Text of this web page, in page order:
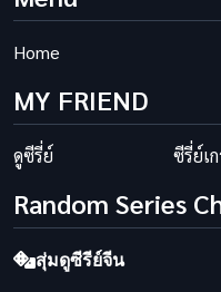
Home
MY FRIEND
ดูซีรี่ย์ ซีรี่ย์เ
Random Series
สุ่มดูซีรีย์จีน